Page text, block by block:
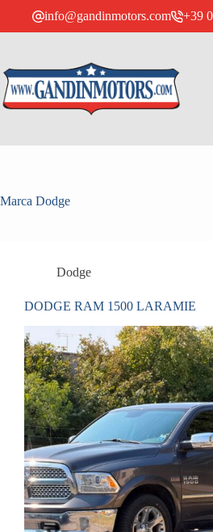
info@gandinmotors.com +39
Marca Dodge
Dodge
DODGE RAM 1500 LARAMIE